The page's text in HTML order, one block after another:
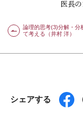
医長
論理的思考(3)分解・分
て考える（井村 洋）
シェアする